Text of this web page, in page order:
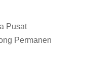
Pusat
Permanen